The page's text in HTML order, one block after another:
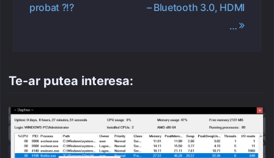
articole
probat ?!?
– Bluetooth 3.0, HDMI
…
Te-ar putea interesa: